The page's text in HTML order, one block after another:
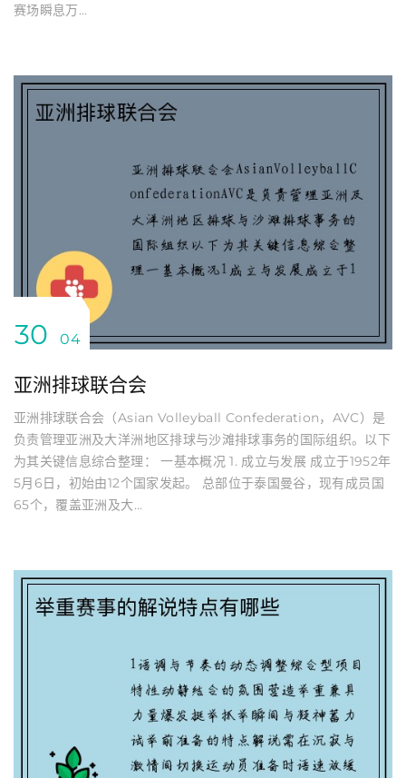
赛场瞬息万...
30 04
亚洲排球联合会
亚洲排球联合会（Asian Volleyball Confederation，AVC）是
负责管理亚洲及大洋洲地区排球与沙滩排球事务的国际组织。以下
为其关键信息综合整理： 一基本概况 1. 成立与发展 成立于1952年
5月6日，初始由12个国家发起。 总部位于泰国曼谷，现有成员国
65个，覆盖亚洲及大...